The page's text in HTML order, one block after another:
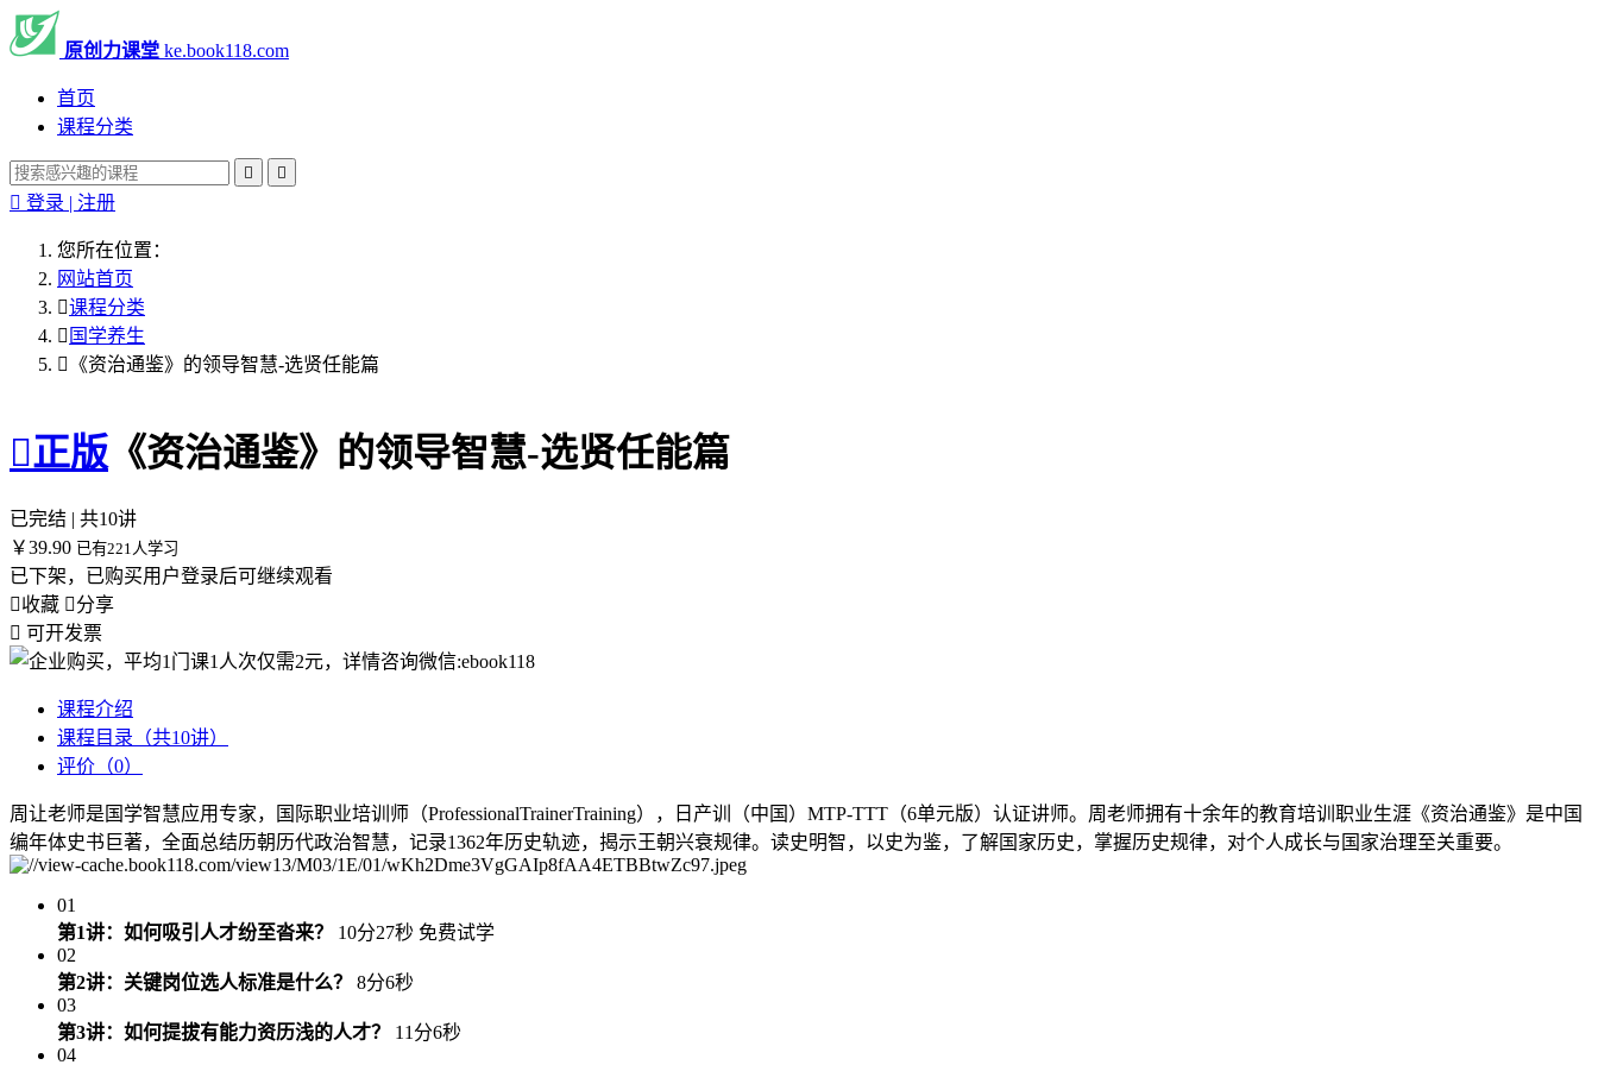
原创力课堂 ke.book118.com
首页
课程分类
 
 登录 | 注册
您所在位置：
网站首页
课程分类
 国学养生
 《资治通鉴》的领导智慧-选贤任能篇
正版 《资治通鉴》的领导智慧-选贤任能篇
已完结 | 共10讲
￥39.90 已有221人学习
已下架，已购买用户登录后可继续观看
收藏 分享
 可开发票
课程介绍
课程目录（共10讲）
评价（0）
周让老师是国学智慧应用专家，国际职业培训师（ProfessionalTrainerTraining），日产训（中国）MTP-TTT（6单元版）认证讲师。周老师拥有十余年的教育培训职业生涯《资治通鉴》是中国
编年体史书巨著，全面总结历朝历代政治智慧，记录1362年历史轨迹，揭示王朝兴衰规律。读史明智，以史为鉴，了解国家历史，掌握历史规律，对个人成长与国家治理至关重要。
01
第1讲：如何吸引人才纷至沓来？
10分27秒 免费试学
02
第2讲：关键岗位选人标准是什么？
8分6秒
03
第3讲：如何提拔有能力资历浅的人才？
11分6秒
04